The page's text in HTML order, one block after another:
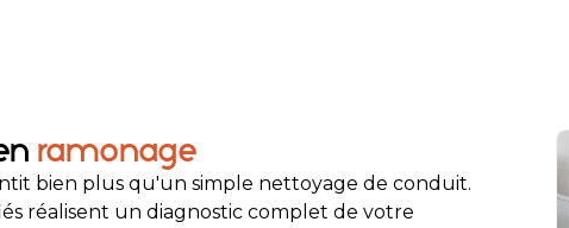
ramonage
bien plus qu'un simple nettoyage de conduit.
réalisent un diagnostic complet de votre